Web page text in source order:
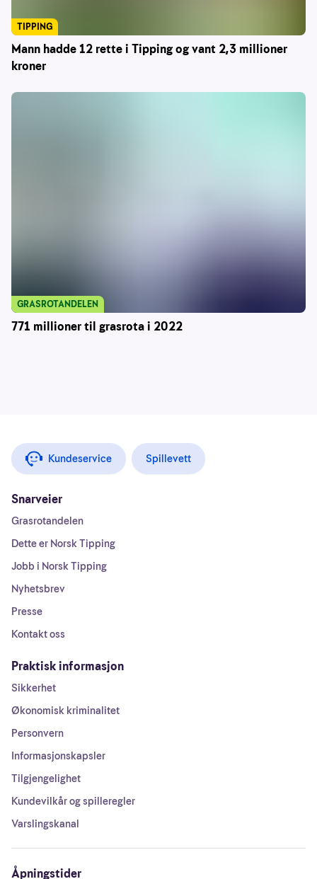
Mann hadde 12 rette i Tipping og vant 2,3 millioner
kroner
TIPPING
771 millioner til grasrota i 2022
GRASROTANDELEN
Kundeservice Spillevett
Snarveier
Grasrotandelen
Dette er Norsk Tipping
Jobb i Norsk Tipping
Nyhetsbrev
Presse
Kontakt oss
Praktisk informasjon
Sikkerhet
Økonomisk kriminalitet
Personvern
Informasjonskapsler
Tilgjengelighet
Kundevilkår og spilleregler
Varslingskanal
Åpningstider